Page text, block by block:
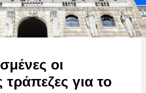
οι
τράπεζες για το